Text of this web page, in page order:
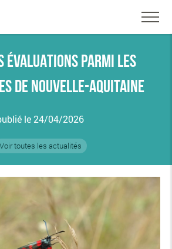
ÉVALUATIONS PARMI LES
DE NOUVELLE-AQUITAINE
le 24/04/2026
Voir toutes les actualités